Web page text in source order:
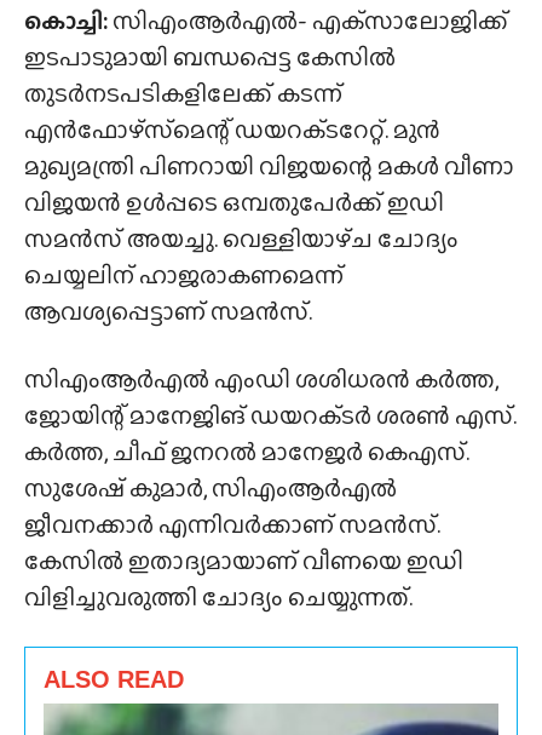
കൊച്ചി:സിഎംആർഎൽ- എക്‌സാലോജിക്ക്
ഇടപാടുമായി ബന്ധപ്പെട്ട കേസിൽ
തുടർനടപടികളിലേക്ക് കടന്ന്
എൻഫോഴ്‌സ്‌മെന്റ് ഡയറക്‌ടറേറ്റ്. മുൻ
മുഖ്യമന്ത്രി പിണറായി വിജയന്റെ മകൾ വീണാ
വിജയൻ ഉൾപ്പടെ ഒമ്പതുപേർക്ക് ഇഡി
സമൻസ് അയച്ചു. വെള്ളിയാഴ്‌ച ചോദ്യം
ചെയ്യലിന് ഹാജരാകണമെന്ന്
ആവശ്യപ്പെട്ടാണ് സമൻസ്.
സിഎംആർഎൽ എംഡി ശശിധരൻ കർത്ത,
ജോയിന്റ് മാനേജിങ് ഡയറക്‌ടർ ശരൺ എസ്.
കർത്ത, ചീഫ് ജനറൽ മാനേജർ കെഎസ്.
സുശേഷ് കുമാർ, സിഎംആർഎൽ
ജീവനക്കാർ എന്നിവർക്കാണ് സമൻസ്.
കേസിൽ ഇതാദ്യമായാണ് വീണയെ ഇഡി
വിളിച്ചുവരുത്തി ചോദ്യം ചെയ്യുന്നത്.
ALSO READ